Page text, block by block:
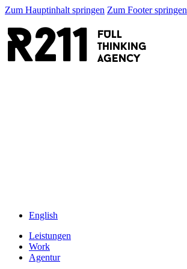
Zum Hauptinhalt springen Zum Footer springen
R211
FULL
thinking
AGENCY
English
Leistungen
Work
Agentur